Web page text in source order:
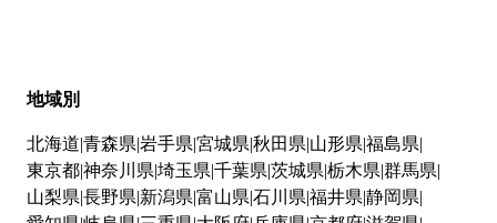
地域別
北海道 青森県 岩手県 宮城県 秋田県 山形県 福島県
東京都神奈川県 埼玉県 千葉県 茨城県 栃木県 群馬県
山梨県 長野県 新潟県 富山県 石川県 福井県 静岡県